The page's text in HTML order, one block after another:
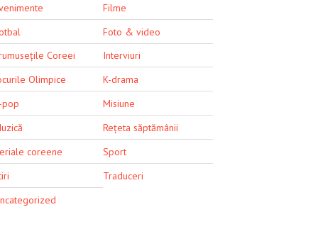
Filme
Foto & video
Coreei
Interviuri
Olimpice
K-drama
pop
Misiune
Rețeta săptămânii
coreene
Sport
Traduceri